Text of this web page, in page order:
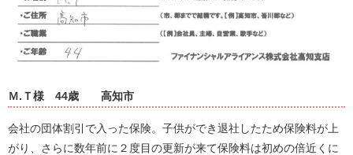
Ｍ.Ｔ様 44歳 高知市
会社の団体割引で入った保険。子供ができ退社したため保険料が上
がり、さらに数年前に２度目の更新が来て保険料は初めの倍近くに